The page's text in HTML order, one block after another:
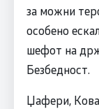
за можни
особено
шефот на
Безбедност.
Џафери,